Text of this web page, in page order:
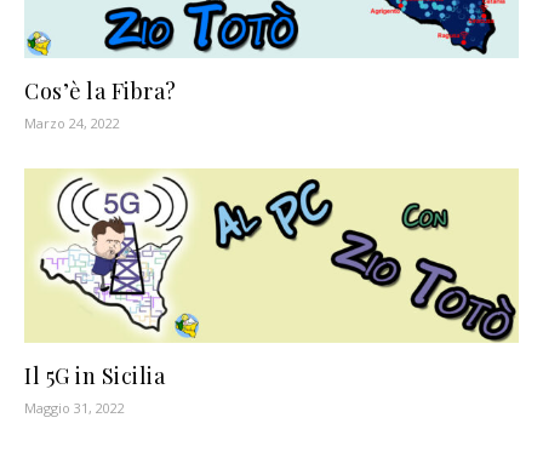
Cos’è la Fibra?
Marzo 24, 2022
Il 5G in Sicilia
Maggio 31, 2022